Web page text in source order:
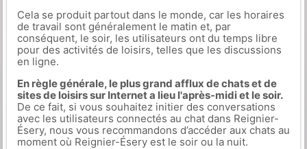
Cela se produit partout dans le monde, car les horaires
de travail sont généralement le matin et, par
conséquent, le soir, les utilisateurs ont du temps libre
pour des activités de loisirs, telles que les discussions
en ligne.
En règle générale, le plus grand afflux de chats et de
sites de loisirs sur Internet a lieu l'après-midi et le soir.
De ce fait, si vous souhaitez initier des conversations
avec les utilisateurs connectés au chat dans Reignier-
Ésery, nous vous recommandons d’accéder aux chats au
moment où Reignier-Ésery est le soir ou la nuit.